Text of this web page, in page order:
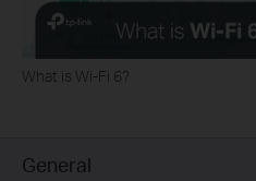
What is Wi-Fi 6?
General